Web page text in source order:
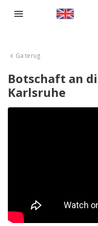
Ga terug
Botschaft an
Karlsruhe